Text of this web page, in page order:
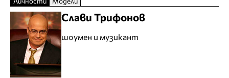
Слави Трифонов
шоумен и музикант